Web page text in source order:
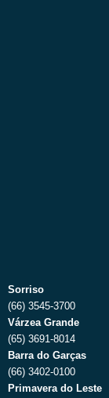
Sorriso
(66) 3545-3700
Várzea Grande
(65) 3691-8014
Barra do Garças
(66) 3402-0100
Primavera do Leste